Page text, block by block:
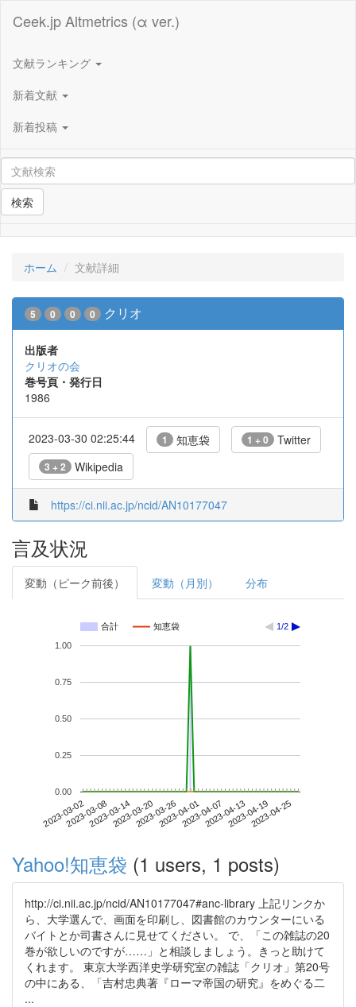
Ceek.jp Altmetrics (α ver.)
文献ランキング
新着文献
新着投稿
検索
ホーム 文献詳細
5 0 0 0 クリオ
出版者
クリオの会
巻号頁・発行日
1986
2023-03-30 02:25:44 1 知恵袋 1 + 0 Twitter
3 + 2 Wikipedia
https://ci.nii.ac.jp/ncid/AN10177047
言及状況
変動（ピーク前後） 変動（月別） 分布
合計 知恵袋 1/2
2023-03-022023-03-082023-03-142023-03-202023-03-262023-04-012023-04-072023-04-132023-04-192023-04-25
0.00
0.25
0.50
0.75
1.00
Yahoo!知恵袋 (1 users, 1 posts)
http://ci.nii.ac.jp/ncid/AN10177047#anc-library 上記リンクか
ら、大学選んで、画面を印刷し、図書館のカウンターにいる
バイトとか司書さんに見せてください。 で、「この雑誌の20
巻が欲しいのですが……」と相談しましょう。きっと助けて
くれます。 東京大学西洋史学研究室の雑誌「クリオ」第20号
の中にある、「吉村忠典著『ローマ帝国の研究』をめぐる二
...